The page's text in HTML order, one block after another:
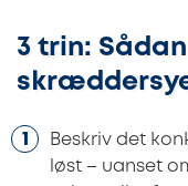
3 trin:
Beskriv det
løst – uanset